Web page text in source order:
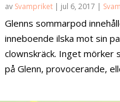
av Svampriket | jul 6, 2017 |
Glenns sommarpod
inneboende ilska mot sin
clownskräck. Inget mörker
på Glenn, provocerande,